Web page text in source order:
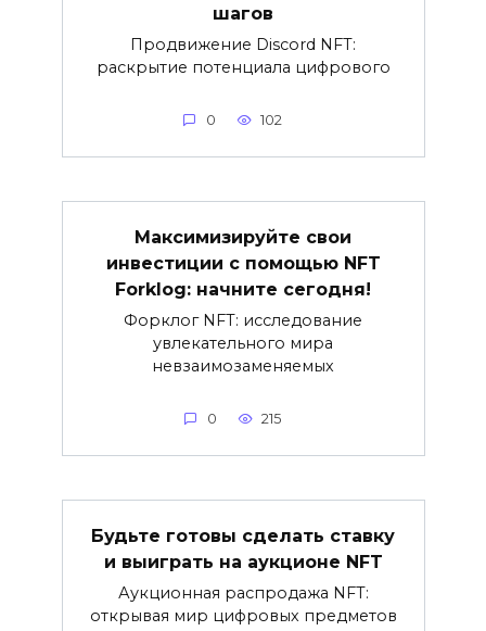
шагов
Продвижение Discord NFT:
раскрытие потенциала цифрового
0 102
Максимизируйте свои
инвестиции с помощью NFT
Forklog: начните сегодня!
Форклог NFT: исследование
увлекательного мира
невзаимозаменяемых
0 215
Будьте готовы сделать ставку
и выиграть на аукционе NFT
Аукционная распродажа NFT:
открывая мир цифровых предметов